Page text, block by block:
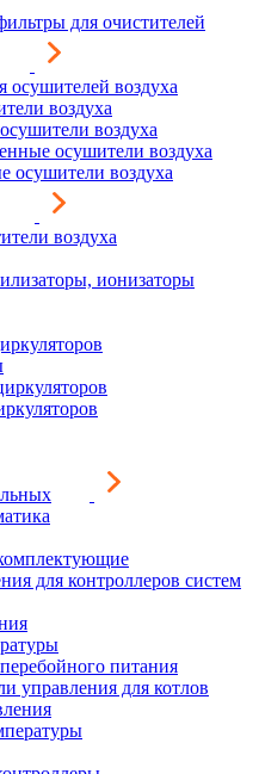
для очистителей
осушителей воздуха
воздуха
воздуха
осушители воздуха
воздуха
воздуха
ионизаторы
для контроллеров систем
питания
управления для котлов